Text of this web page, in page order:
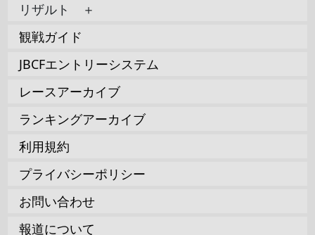
リザルト ＋
観戦ガイド
JBCFエントリーシステム
レースアーカイブ
ランキングアーカイブ
利用規約
プライバシーポリシー
お問い合わせ
報道について